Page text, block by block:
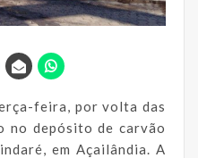
feira, por volta das
no depósito de carvão
em Açailândia. A